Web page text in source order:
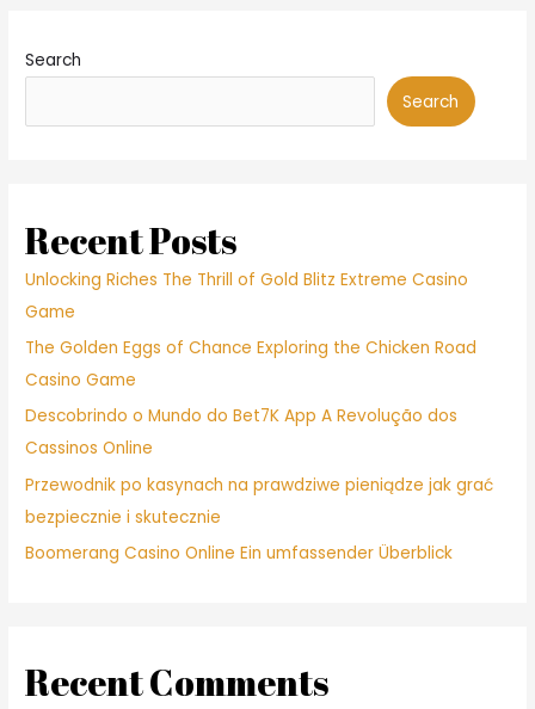
Search
Search
Recent Posts
Unlocking Riches The Thrill of Gold Blitz Extreme Casino
Game
The Golden Eggs of Chance Exploring the Chicken Road
Casino Game
Descobrindo o Mundo do Bet7K App A Revolução dos
Cassinos Online
Przewodnik po kasynach na prawdziwe pieniądze jak grać
bezpiecznie i skutecznie
Boomerang Casino Online Ein umfassender Überblick
Recent Comments